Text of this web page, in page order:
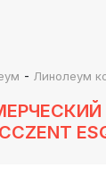
- Линолеум